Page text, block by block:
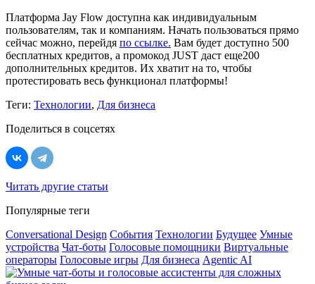
Платформа Jay Flow доступна как индивидуальным
пользователям, так и компаниям. Начать пользоваться прямо
сейчас можно, перейдя по ссылке. Вам будет доступно 500
бесплатных кредитов, а промокод JUST даст еще200
дополнительных кредитов. Их хватит на то, чтобы
протестировать весь функционал платформы!
Теги: Технологии, Для бизнеса
Поделиться в соцсетях
Читать другие статьи
Популярные теги
Conversational Design События Технологии Будущее Умные
устройства Чат-боты Голосовые помощники Виртуальные
операторы Голосовые игры Для бизнеса Agentic AI